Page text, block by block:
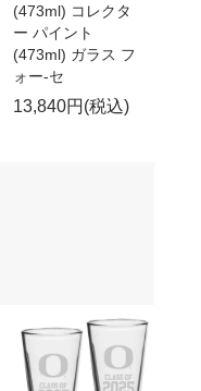
(473ml) コレクタ
ー パイント
(473ml) ガラス フ
ォー-セ
13,840円(税込)